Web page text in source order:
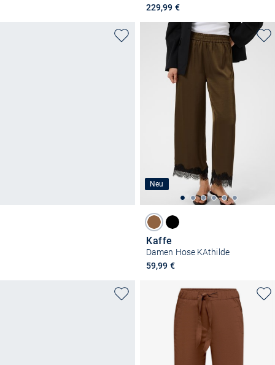
229,99 €
Neu
Kaffe
Damen Hose KAthilde
59,99 €